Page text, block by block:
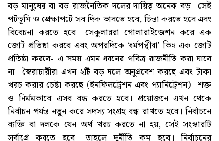
বড় মানুষের বা বড় রাজনৈতিক দলের দায়িত্ব অনেক বড়। সেই
পটভূমি ও প্রেক্ষাপটে সব দিক ভাবতে হবে, চিন্তা করতে হবে এবং
বিবেচনা করতে হবে। সেকুলাররা পোলারাইজেশন করে এক
জোট প্রতিষ্ঠা করবে এবং অপরদিকে ‘ধর্মপন্থীরা’ ভিন্ন এক জোট
প্রতিষ্ঠা করবে- এ সময় এমন ধরনের পবিত্র রাজনীতি করা যাবে
না। স্বৈরাচারীরা এখন ২টি বড় দলে অনুপ্রবেশ করছে এবং টাকা
খরচ করার চেষ্টা করছে (ইনফিলট্রেশন এবং প্যানিট্রেশন)। শক্ত
ও নির্মমভাবে এসব বন্ধ করতে হবে। প্রয়োজনে এখন থেকে
নির্বাচন পর্যন্ত নতুন করে সদস্য সংগ্রহ বন্ধ রাখতে হবে। নির্বাচনে
ব্যক্তি বা দলকে যেন অর্থ খরচ করতে না হয়, সেই সংস্কারটি
সর্বাগ্রে করতে হবে। তাহলে দুর্নীতি কম হবে। নির্বাচনের